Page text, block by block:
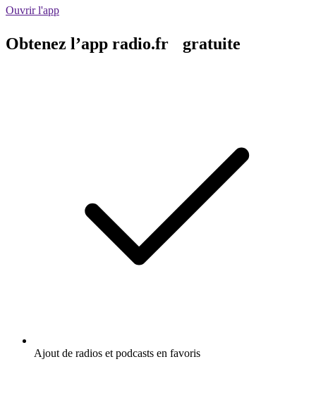
Ouvrir l'app
Obtenez l’app radio.fr gratuite
Ajout de radios et podcasts en favoris